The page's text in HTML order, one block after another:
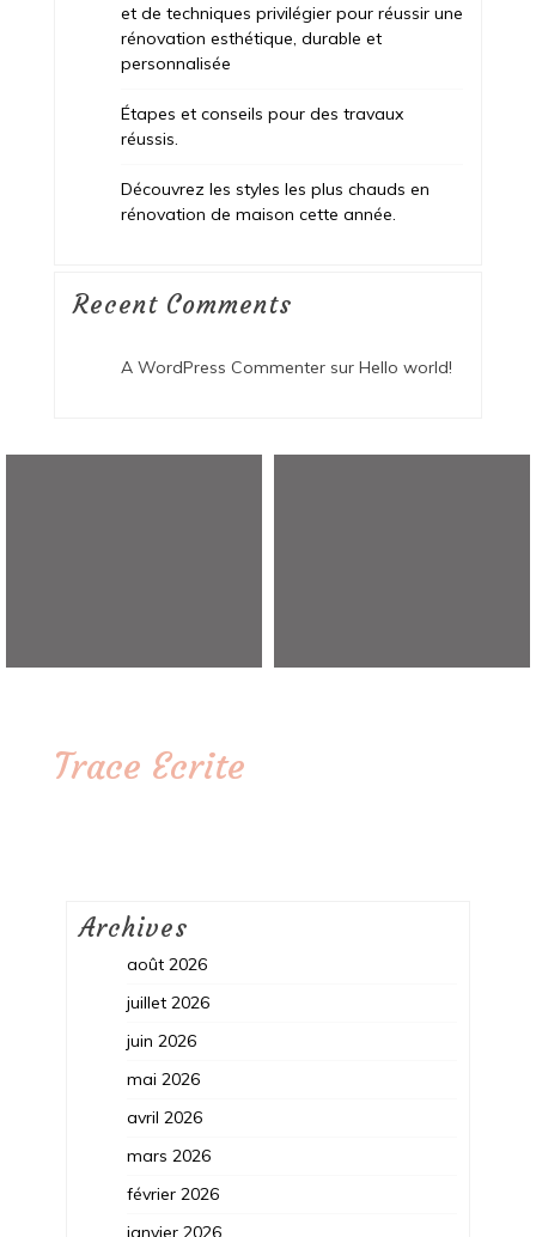
et de techniques privilégier pour réussir une
rénovation esthétique, durable et
personnalisée
Étapes et conseils pour des travaux
réussis.
Découvrez les styles les plus chauds en
rénovation de maison cette année.
Recent Comments
A WordPress Commentersur Hello world!
Trace Ecrite
Archives
août 2026
juillet 2026
juin 2026
mai 2026
avril 2026
mars 2026
février 2026
janvier 2026